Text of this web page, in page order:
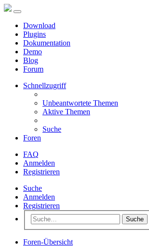
Download
Plugins
Dokumentation
Demo
Blog
Forum
Schnellzugriff
Unbeantwortete Themen
Aktive Themen
Suche
Foren
FAQ
Anmelden
Registrieren
Suche
Anmelden
Registrieren
Suche
Foren-Übersicht